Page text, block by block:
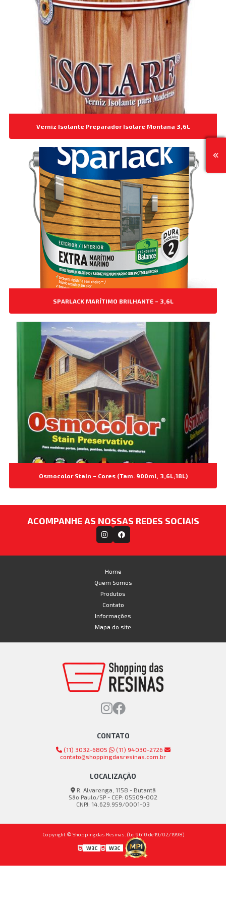
Verniz Isolante Preparador Isolare Montana 3,6L
SPARLACK MARÍTIMO BRILHANTE – 3,6L
Osmocolor Stain – Cores (Tam. 900ml, 3,6L;18L)
ACOMPANHE AS NOSSAS REDES SOCIAIS
Home
Quem Somos
Produtos
Contato
Informações
Mapa do site
CONTATO
(11) 3032-6805
(11) 94030-2726
contato@shoppingdasresinas.com.br
LOCALIZAÇÃO
R. Alvarenga, 1158 - Butantã
São Paulo/SP - CEP: 05509-002
CNPJ: 14.629.959/0001-03
Copyright © Shopping das Resinas. (Lei 9610 de 19/02/1998)
W3C W3C